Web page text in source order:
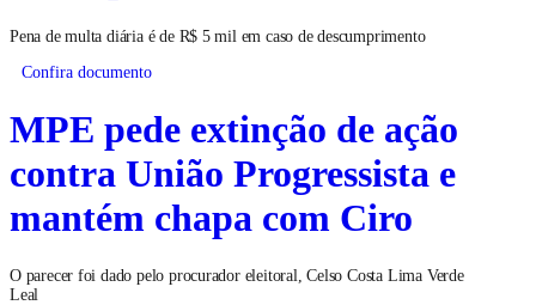
Pena de multa diária é de R$ 5 mil em caso de descumprimento
Confira documento
MPE pede extinção de ação
contra União Progressista e
mantém chapa com Ciro
O parecer foi dado pelo procurador eleitoral, Celso Costa Lima Verde
Leal